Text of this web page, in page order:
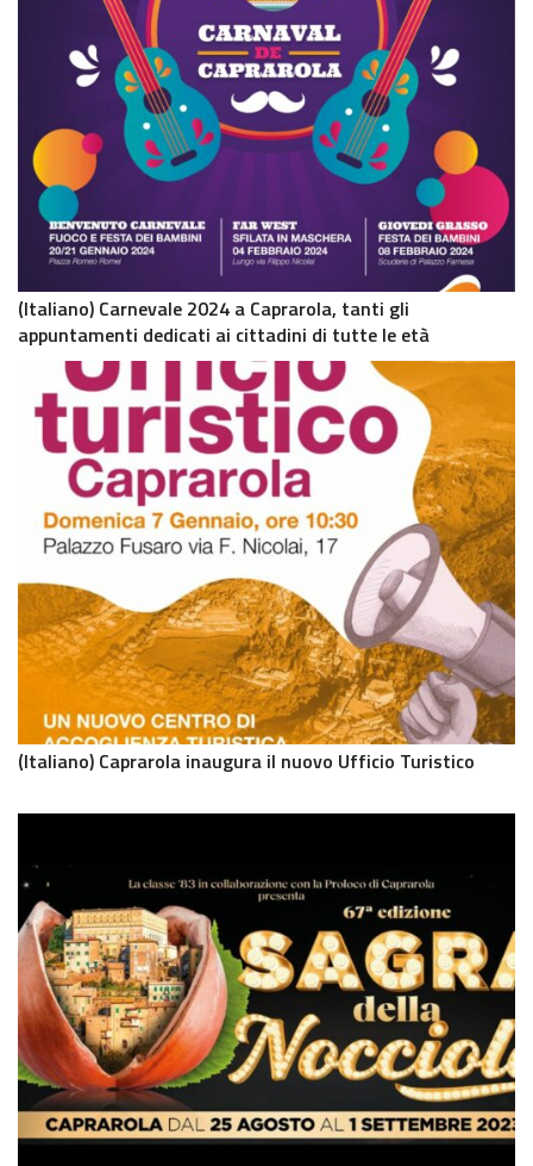
(Italiano) Carnevale 2024 a Caprarola, tanti gli
appuntamenti dedicati ai cittadini di tutte le età
(Italiano) Caprarola inaugura il nuovo Ufficio Turistico